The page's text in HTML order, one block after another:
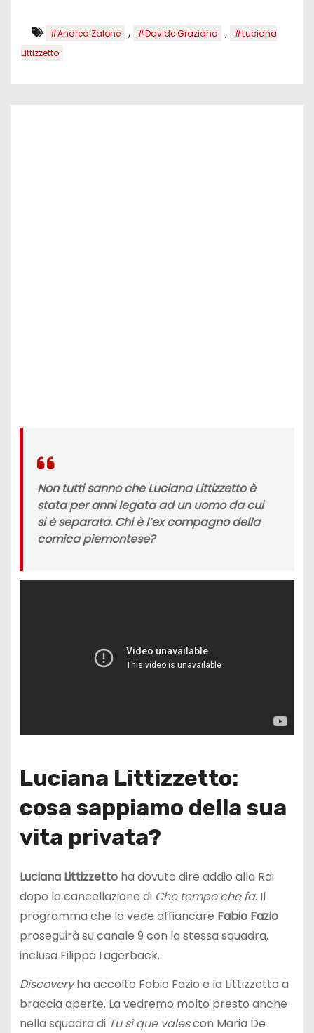
#Andrea Zalone , #Davide Graziano ,
#Luciana
Littizzetto
Non tutti sanno cheLuciana Littizzettoè
stata per anni legata ad un uomo da cui
si è separata. Chi è l’ex compagno della
comica piemontese?
Luciana Littizzetto:
cosa sappiamo della sua
vita privata?
Luciana Littizzettoha dovuto dire addio alla Rai
dopo la cancellazione di Che tempo che fa. Il
programma che la vede affiancare Fabio Fazio
proseguirà su canale 9 con la stessa squadra,
inclusa Filippa Lagerback.
Discoveryha accolto Fabio Fazio e la Littizzetto a
braccia aperte. La vedremo molto presto anche
nella squadra di Tu sì que valescon Maria De